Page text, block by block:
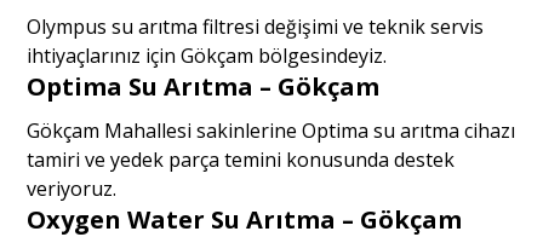
Olympus su arıtma filtresi değişimi ve teknik servis
ihtiyaçlarınız için Gökçam bölgesindeyiz.
Optima Su Arıtma – Gökçam
Gökçam Mahallesi sakinlerine Optima su arıtma cihazı
tamiri ve yedek parça temini konusunda destek
veriyoruz.
Oxygen Water Su Arıtma – Gökçam